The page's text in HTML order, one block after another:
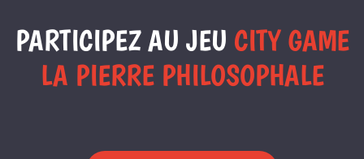
PARTICIPEZ AU JEU CITY GAME
LA PIERRE PHILOSOPHALE